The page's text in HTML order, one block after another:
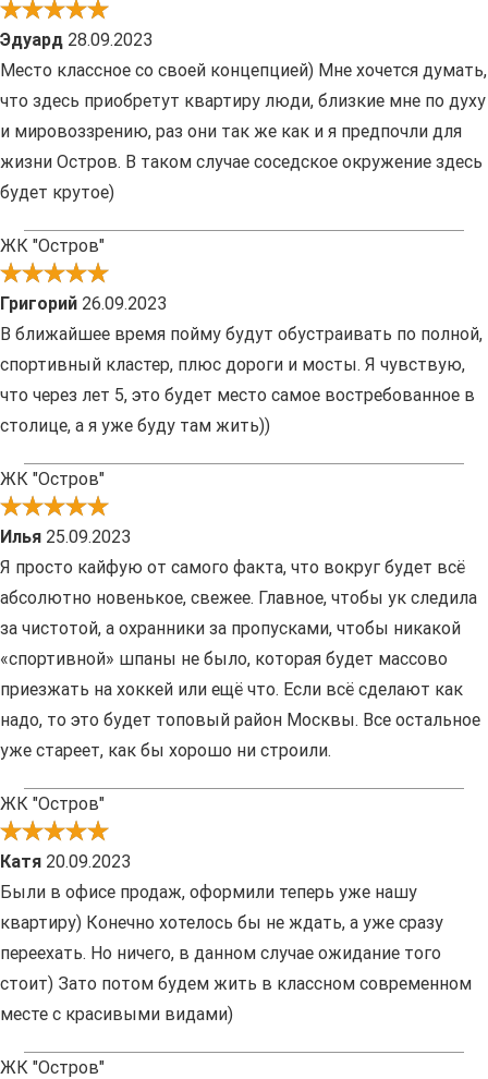
Эдуард 28.09.2023
Место классное со своей концепцией) Мне хочется думать,
что здесь приобретут квартиру люди, близкие мне по духу
и мировоззрению, раз они так же как и я предпочли для
жизни Остров. В таком случае соседское окружение здесь
будет крутое)
ЖК "Остров"
Григорий 26.09.2023
В ближайшее время пойму будут обустраивать по полной,
спортивный кластер, плюс дороги и мосты. Я чувствую,
что через лет 5, это будет место самое востребованное в
столице, а я уже буду там жить))
ЖК "Остров"
Илья 25.09.2023
Я просто кайфую от самого факта, что вокруг будет всё
абсолютно новенькое, свежее. Главное, чтобы ук следила
за чистотой, а охранники за пропусками, чтобы никакой
«спортивной» шпаны не было, которая будет массово
приезжать на хоккей или ещё что. Если всё сделают как
надо, то это будет топовый район Москвы. Все остальное
уже стареет, как бы хорошо ни строили.
ЖК "Остров"
Катя 20.09.2023
Были в офисе продаж, оформили теперь уже нашу
квартиру) Конечно хотелось бы не ждать, а уже сразу
переехать. Но ничего, в данном случае ожидание того
стоит) Зато потом будем жить в классном современном
месте с красивыми видами)
ЖК "Остров"